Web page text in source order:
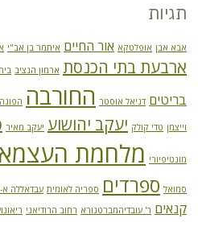
תגיות
אבא אבן אופלטקא אור החיים איתמר בן אב"י
ארבעת בתי הכנסת ארמון הנציב
בריטים דניאל אוסטר החורבה הפוגה
וייצמן טדי קולק יעקב יהושוע יעקב מאיר
מונטיפיורי מלחמת
סמואל ספרדים ספריה לאומית עבדאללה
קנאים ר' עובדיהמברטנורא רחוב הרודיאני